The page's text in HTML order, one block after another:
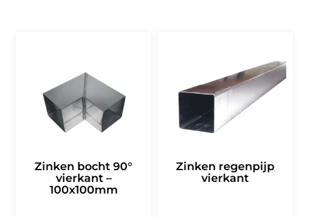
Zinken bocht 90°
vierkant –
100x100mm
Zinken regenpijp
vierkant